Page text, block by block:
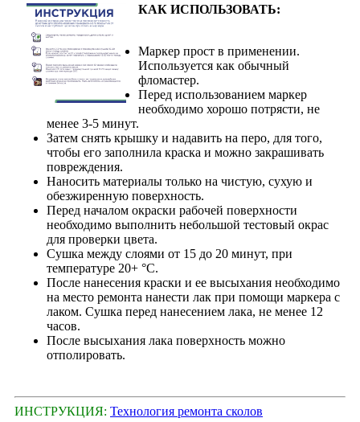
КАК ИСПОЛЬЗОВАТЬ:
Маркер прост в применении.
Используется как обычный
фломастер.
Перед использованием маркер
необходимо хорошо потрясти, не
менее 3-5 минут.
Затем снять крышку и надавить на перо, для того,
чтобы его заполнила краска и можно закрашивать
повреждения.
Наносить материалы только на чистую, сухую и
обезжиренную поверхность.
Перед началом окраски рабочей поверхности
необходимо выполнить небольшой тестовый окрас
для проверки цвета.
Сушка между слоями от 15 до 20 минут, при
температуре 20+ °С.
После нанесения краски и ее высыхания необходимо
на место ремонта нанести лак при помощи маркера с
лаком. Сушка перед нанесением лака, не менее 12
часов.
После высыхания лака поверхность можно
отполировать.
ИНСТРУКЦИЯ: Технология ремонта сколов